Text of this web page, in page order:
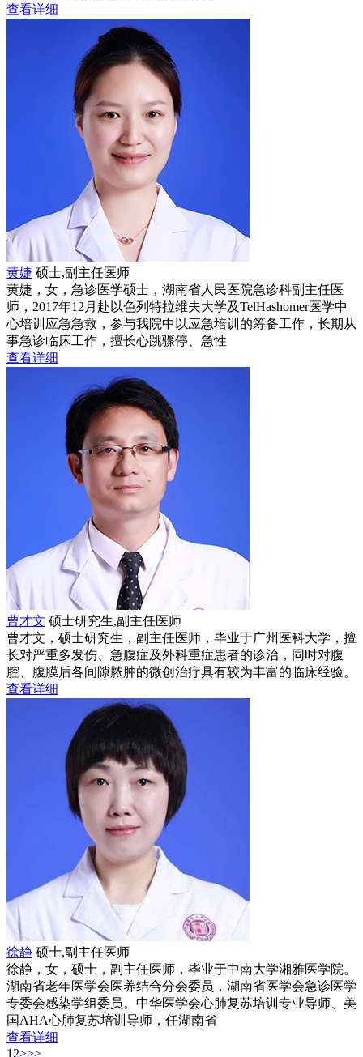
查看详细
黄婕 硕士,副主任医师
黄婕，女，急诊医学硕士，湖南省人民医院急诊科副主任医
师，2017年12月赴以色列特拉维夫大学及TelHashomer医学中
心培训应急急救，参与我院中以应急培训的筹备工作，长期从
事急诊临床工作，擅长心跳骤停、急性
查看详细
曹才文 硕士研究生,副主任医师
曹才文，硕士研究生，副主任医师，毕业于广州医科大学，擅
长对严重多发伤、急腹症及外科重症患者的诊治，同时对腹
腔、腹膜后各间隙脓肿的微创治疗具有较为丰富的临床经验。
查看详细
徐静 硕士,副主任医师
徐静，女，硕士，副主任医师，毕业于中南大学湘雅医学院。
湖南省老年医学会医养结合分会委员，湖南省医学会急诊医学
专委会感染学组委员。中华医学会心肺复苏培训专业导师、美
国AHA心肺复苏培训导师，任湖南省
查看详细
1 2>>>